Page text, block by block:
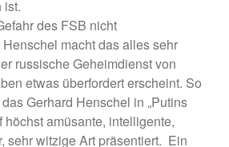
ist.
des FSB nicht
macht das alles sehr
russische Geheimdienst von
etwas überfordert erscheint. So
Gerhard Henschel in „Putins
höchst amüsante, intelligente,
sehr witzige Art präsentiert. Ein